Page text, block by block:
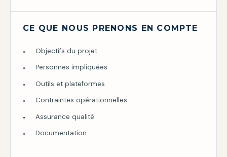
CE QUE NOUS PRENONS EN COMPTE
Objectifs du projet
Personnes impliquées
Outils et plateformes
Contraintes opérationnelles
Assurance qualité
Documentation